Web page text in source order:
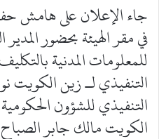
جاء الإعلان على هامش
في مقر الهيئة بحضور المدير
للمعلومات المدنية
التنفيذي لـ زين الكويت
التنفيذي للشؤون
الكويت مالك جابر